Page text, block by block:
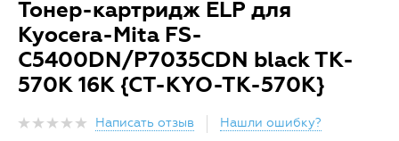
Тонер-картридж ELP для
Kyocera-Mita FS-
C5400DN/P7035CDN black TK-
570K 16K {CT-KYO-TK-570K}
Написать отзыв
Нашли ошибку?